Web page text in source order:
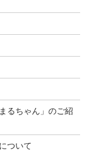
るちゃん」のご紹
ついて